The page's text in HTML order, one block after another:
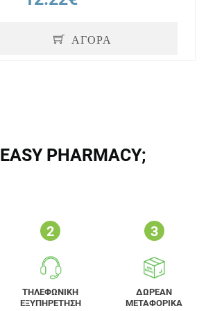
ΑΓΟΡΑ
EASY PHARMACY;
ΤΗΛΕΦΩΝΙΚΗ
ΕΞΥΠΗΡΕΤΗΣΗ
ΔΩΡΕΑΝ
ΜΕΤΑΦΟΡΙΚΑ